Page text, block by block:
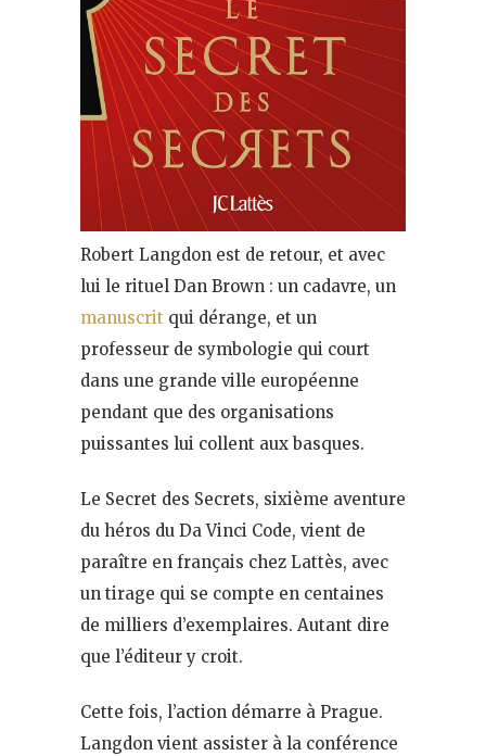
Robert Langdon est de retour, et avec
lui le rituel Dan Brown : un cadavre, un
manuscrit qui dérange, et un
professeur de symbologie qui court
dans une grande ville européenne
pendant que des organisations
puissantes lui collent aux basques.
Le Secret des Secrets, sixième aventure
du héros du Da Vinci Code, vient de
paraître en français chez Lattès, avec
un tirage qui se compte en centaines
de milliers d’exemplaires. Autant dire
que l’éditeur y croit.
Cette fois, l’action démarre à Prague.
Langdon vient assister à la conférence